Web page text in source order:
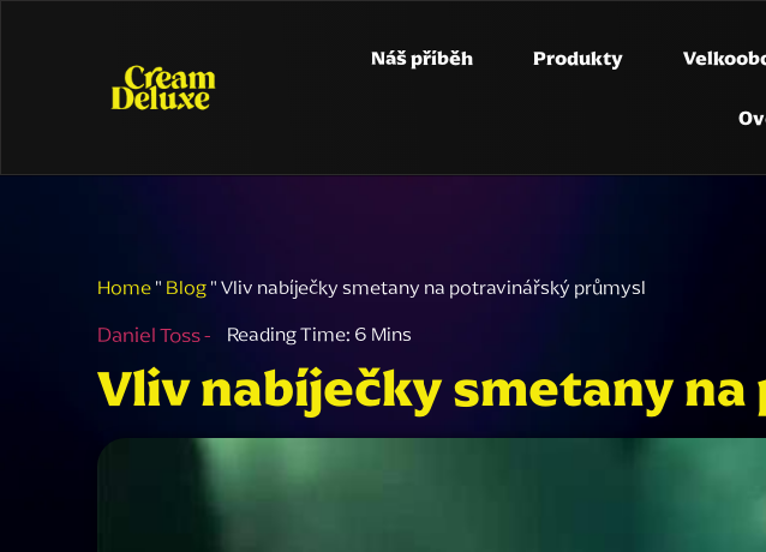
Náš příběh Produkty
Home" Blog"Vliv nabíječky smetany na potravinářský průmysl
Daniel Toss -
Vliv nabíječky smetany